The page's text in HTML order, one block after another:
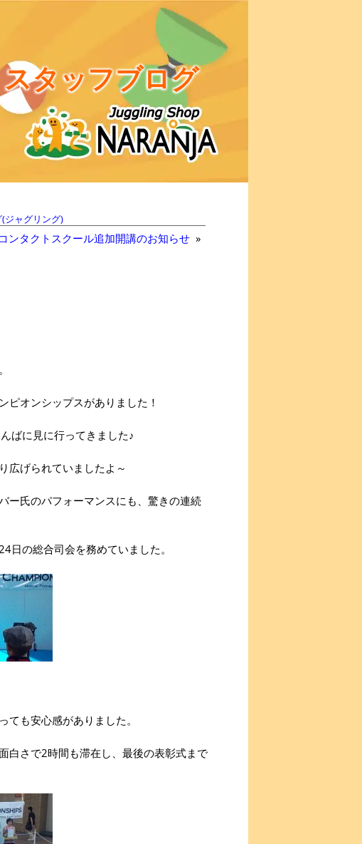
スタッフブログ
ジャグリング)
コンタクトスクール追加開講のお知らせ »
ピオンシップスがありました！
ばに見に行ってきました♪
広げられていましたよ～
ー氏のパフォーマンスにも、驚きの連続
日の総合司会を務めていました。
も安心感がありました。
白さで2時間も滞在し、最後の表彰式まで